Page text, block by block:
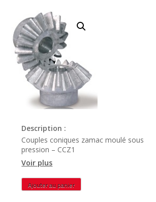
Description :
Couples coniques zamac moulé sous
pression – CCZ1
Voir plus
quantité
de
Ajouter au panier